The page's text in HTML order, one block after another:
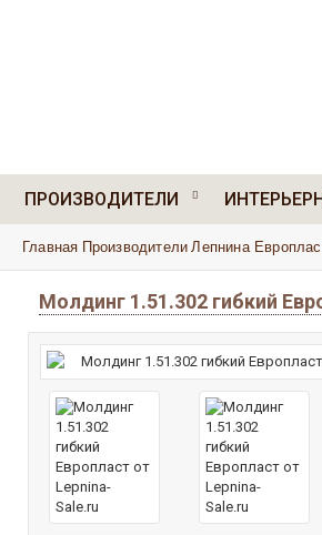
ПРОИЗВОДИТЕЛИ
Главная Производители Лепнина
Молдинг 1.51.302 гибкий